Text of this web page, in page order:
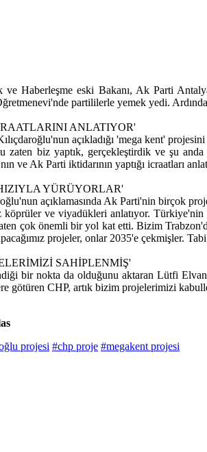
ve Haberleşme eski Bakanı, Ak Parti
partililerle yemek yedi.
ANLATIYOR'
açıkladığı 'mega kent'
zaten biz yaptık, gerçekleştirdik ve şu
ve Ak Parti iktidarının yaptığı icraatları
YÜRÜYORLAR'
açıklamasında Ak Parti'nin birçok
köprüler ve viyadükleri anlatıyor.
çok önemli bir yol kat etti. Bizim
projeler, onlar 2035'e çekmişler.
SAHİPLENMİŞ'
bir nokta da olduğunu aktaran Lütfi
götüren CHP, artık bizim projelerimizi
projesi #chp proje #megakent projesi